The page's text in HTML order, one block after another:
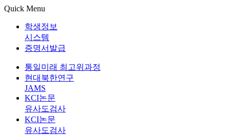
Quick Menu
학생정보
시스템
증명서발급
통일미래 최고위과정
현대북한연구
JAMS
KCI논문
유사도검사
KCI논문
유사도검사